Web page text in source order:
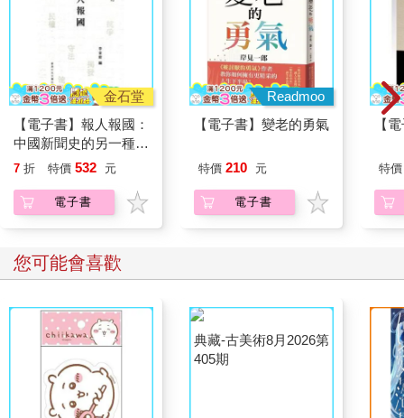
「可能是因為天氣不穩定吧。」小美輕輕一笑，像是想讓氣氛輕
鬆些：「氣壓低還怎麼樣的，小動物都回去休息啦。」
「不過今天看起來不像會下雨啊。」阿傑低頭看了一下手機上的
氣象：「入夜之後可能起霧、下雨機率低，但這應該沒什麼關
聯。」
陳子謙輕輕乾笑了一聲：「沒事啦，說不定是我們想太多了。」
心裡卻一邊暗罵，前一晚睡覺不睡覺，看什麼媽佛版？搞得自己
今天一大早就心神不寧。
有力，他似乎並不打算把這些不安放在心上。
也對，又不是第一次來這裡。阿傑這麼常爬山的人，如果真的哪
裡怪怪的，應該會比我這個宅男更敏銳才對，陳子謙心裡暗想。
中午時分，三人終於來到計劃中的紮營地，周邊的腹地不大，四
金石堂
【電子書】報人報國：
中國新聞史的另一種讀
法
7 折 特價 532 元
電子書
Readmoo
【電子書】變老的勇氣
特價 210 元
電子書
【
特價
您可能會喜歡